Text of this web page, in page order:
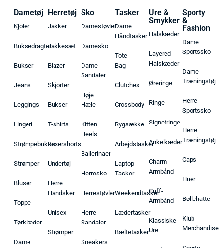
Dametøj
Kjoler
Buksedragter
Bukser
Jeans
Leggings
Lingeri
Strømpebukser
Strømper
Bluser
Toppe
Tørklæder
Dame
Herretøj
Jakker
Jakkesæt
Blazer
Skjorter
Bukser
T-shirts
Boxershorts
Undertøj
Herre
Handsker
Unisex
Strømper
Sko
Damestøvler
Damesko
Dame
Sandaler
Høje
Hæle
Kitten
Heels
Ballerinaer
Herresko
Herrestøvler
Herre
Sandaler
Sneakers
Tasker
Dame
Håndtasker
Tote
Bag
Clutches
Crossbody
Rygsække
Arbejdstasker
Laptop-
Tasker
Weekendtasker
Lædertasker
Bæltetasker
Ure &
Smykker
Halskæder
Layered
Halskæder
Øreringe
Ringe
Signetringe
Ankelkæder
Charm-
Armbånd
Cuff-
Armbånd
Klassiske
Ure
Sporty
&
Fashion
Dame
Sportssko
Dame
Træningstøj
Herre
Sportssko
Herre
Træningstøj
Caps
Huer
Bøllehatte
Klub
Merchandise